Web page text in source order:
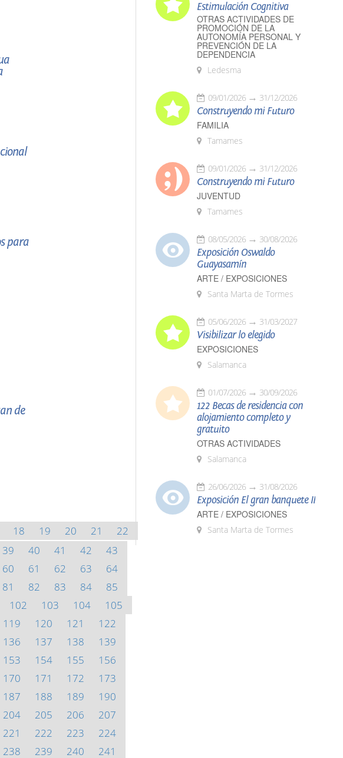
para
de
18 19 20 21
22
39 40 41 42
43
60 61 62 63
64
81 82 83 84
85
102 103 104
105
119 120 121
122
136 137 138
139
153 154 155
156
170 171 172
173
187 188 189
190
204 205 206
207
221 222 223
224
238 239 240 241
Estimulación Cognitiva
OTRAS ACTIVIDADES DE
PROMOCIÓN DE LA
AUTONOMÍA PERSONAL Y
PREVENCIÓN DE LA
DEPENDENCIA
Ledesma
09/01/2026 31/12/2026
Construyendo mi Futuro
FAMILIA
Tamames
09/01/2026 31/12/2026
Construyendo mi Futuro
JUVENTUD
Tamames
08/05/2026 30/08/2026
Exposición Oswaldo
Guayasamín
ARTE / EXPOSICIONES
Santa Marta de Tormes
05/06/2026 31/03/2027
Visibilizar lo elegido
EXPOSICIONES
Salamanca
01/07/2026 30/09/2026
122 Becas de residencia con
alojamiento completo y
gratuito
OTRAS ACTIVIDADES
Salamanca
26/06/2026 31/08/2026
Exposición El gran banquete II
ARTE / EXPOSICIONES
Santa Marta de Tormes